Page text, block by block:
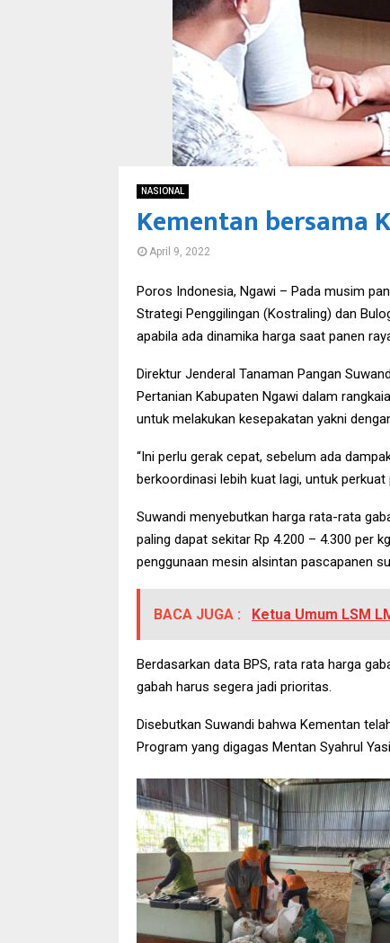
NASIONAL
Kementan bersama
April 9, 2022
Poros Indonesia, Ngawi – Pada musim
Strategi Penggilingan (Kostraling) dan
apabila ada dinamika harga saat panen
Direktur Jenderal Tanaman Pangan
Pertanian Kabupaten Ngawi dalam
untuk melakukan kesepakatan yakni
“Ini perlu gerak cepat, sebelum ada
berkoordinasi lebih kuat lagi, untuk perkuat
Suwandi menyebutkan harga rata-rata
paling dapat sekitar Rp 4.200 – 4.300 per
penggunaan mesin alsintan pascapanen
BACA JUGA : Ketua Umum LSM
Berdasarkan data BPS, rata rata harga
gabah harus segera jadi prioritas.
Disebutkan Suwandi bahwa Kementan
Program yang digagas Mentan Syahrul